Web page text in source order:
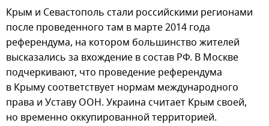
Крым и Севастополь стали российскими регионами
после проведенного там в марте 2014 года
референдума, на котором большинство жителей
высказались за вхождение в состав РФ. В Москве
подчеркивают, что проведение референдума
в Крыму соответствует нормам международного
права и Уставу ООН. Украина считает Крым своей,
но временно оккупированной территорией.